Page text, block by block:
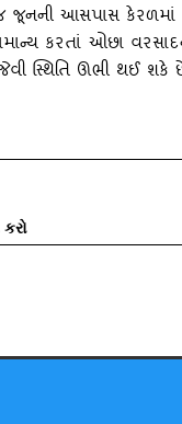
જૂનની આસપાસ કેરળમાં
કરતાં ઓછા
સ્‍થિતિ ઊભી થઈ શકે